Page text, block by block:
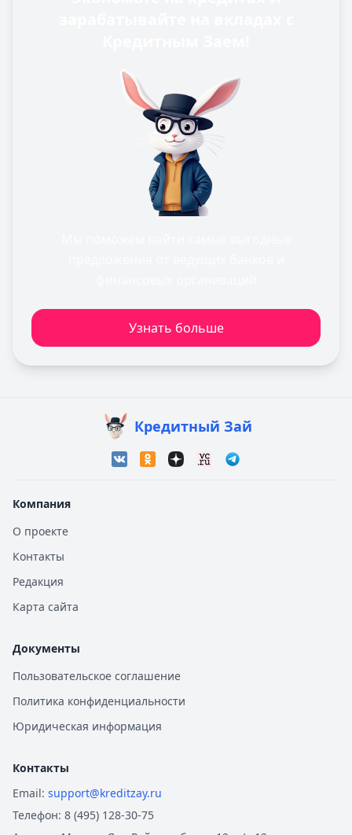
Узнать больше
Кредитный Зай
Компания
О проекте
Контакты
Редакция
Карта сайта
Документы
Пользовательское соглашение
Политика конфиденциальности
Юридическая информация
Контакты
Email: support@kreditzay.ru
Телефон: 8 (495) 128-30-75